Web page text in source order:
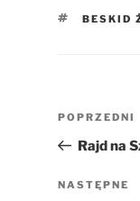
TAGI
BESKID
Poprzedni
wpis
POPRZEDNI
Rajd na
Następny
NASTĘPNE